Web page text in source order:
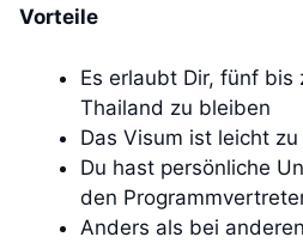
Vorteile
Es erlaubt Dir, fünf bis
Thailand zu bleiben
Das Visum ist leicht
Du hast persönliche
den
Anders als bei